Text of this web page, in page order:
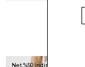
Net %50 İndirim!